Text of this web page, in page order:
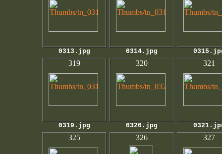
0313.jpg 0314.jpg
319
0319.jpg
320
0320.jpg
321
325 326 327